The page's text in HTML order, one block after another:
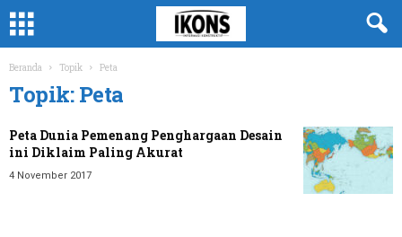
Beranda Topik Peta
Topik: Peta
Peta Dunia Pemenang Penghargaan Desain
ini Diklaim Paling Akurat
4 November 2017